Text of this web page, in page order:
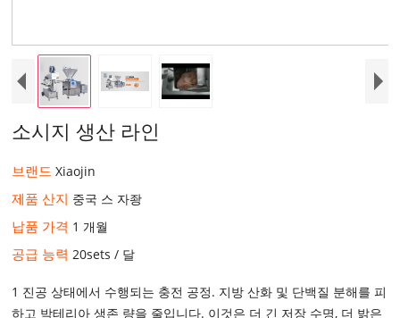
소시지 생산 라인
브랜드Xiaojin
제품 산지 중국 스 자좡
납품 가격 1 개월
공급 능력20sets / 달
1 진공 상태에서 수행되는 충전 공정. 지방 산화 및 단백질 분해를 피
하고 박테리아 생존 량을 줄입니다. 이것은 더 긴 저장 수명, 더 밝은